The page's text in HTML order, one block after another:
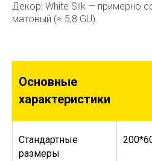
Декор: White Silk — примерно
матовый (≈ 5,8 GU).
Основные
характеристики
Стандартные
размеры